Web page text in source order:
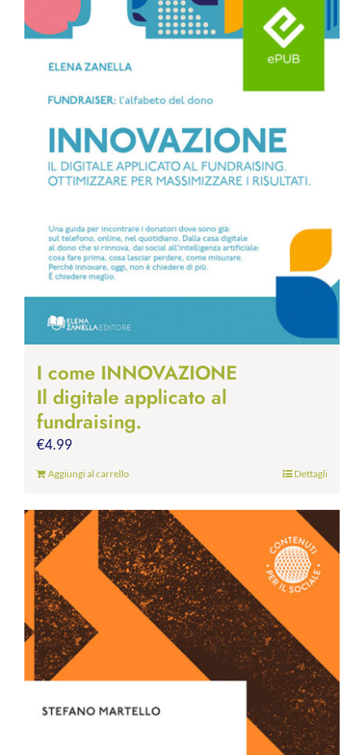
I come INNOVAZIONE
Il digitale applicato al
fundraising.
€4.99
Aggiungi al carrello Dettagli